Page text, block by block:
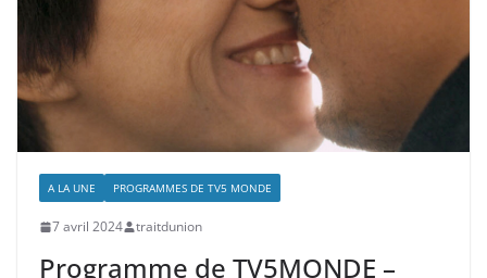
A LA UNE PROGRAMMES DE TV5 MONDE
7 avril 2024 traitdunion
Programme de TV5MONDE –